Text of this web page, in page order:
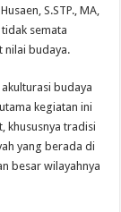
S.STP., MA,
semata
nilai budaya.
budaya
kegiatan ini
khususnya tradisi
yang berada di
besar wilayahnya